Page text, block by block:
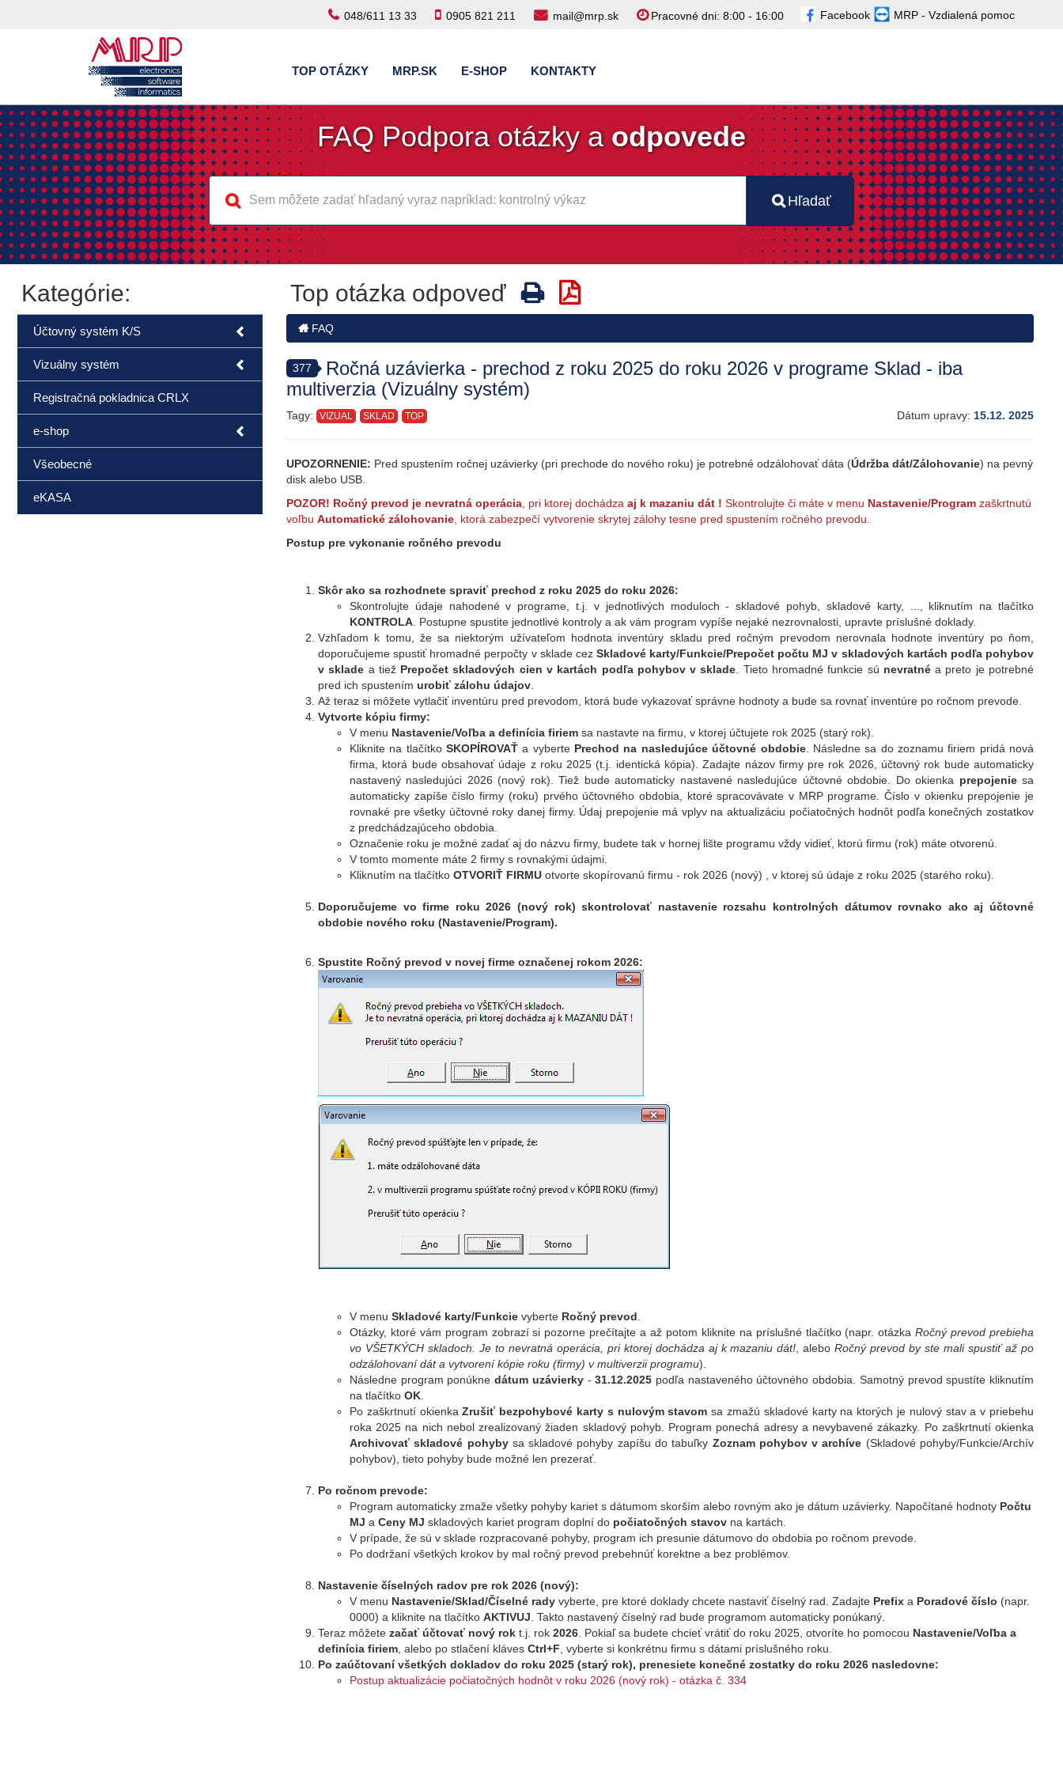
Facebook MRP - Vzdialená pomoc
048/611 13 33 0905 821 211 mail@mrp.sk Pracovné dni: 8:00 - 16:00
TOP OTÁZKY MRP.SK E-SHOP KONTAKTY
FAQ Podpora otázky aodpovede
Hľadať
Kategórie:
Účtovný systém K/S
Vizuálny systém
Registračná pokladnica CRLX
e-shop
Všeobecné
eKASA
Top otázka odpoveď
FAQ
377
Ročná uzávierka - prechod z roku 2025 do roku 2026 v programe Sklad - iba
multiverzia (Vizuálny systém)
Tagy: VIZUAL SKLAD TOP Dátum upravy: 15.12. 2025
UPOZORNENIE: Pred spustením ročnej uzávierky (pri prechode do nového roku) je potrebné odzálohovať dáta (Údržba dát/Zálohovanie) na pevný
disk alebo USB.
POZOR! Ročný prevod je nevratná operácia , pri ktorej dochádza aj k mazaniu dát ! Skontrolujte či máte v menu Nastavenie/Program zaškrtnutú
voľbu Automatické zálohovanie , ktorá zabezpečí vytvorenie skrytej zálohy tesne pred spustením ročného prevodu.
Postup pre vykonanie ročného prevodu
Skôr ako sa rozhodnete spraviť prechod z roku 2025 do roku 2026:
Skontrolujte údaje nahodené v programe, t.j. v jednotlivých moduloch - skladové pohyb, skladové karty, ..., kliknutím na tlačítko
KONTROLA . Postupne spustite jednotlivé kontroly a ak vám program vypíše nejaké nezrovnalosti, upravte príslušné doklady.
Vzhľadom k tomu, že sa niektorým užívateľom hodnota inventúry skladu pred ročným prevodom nerovnala hodnote inventúry po ňom,
doporučujeme spustiť hromadné perpočty v sklade cez Skladové karty/Funkcie/Prepočet počtu MJ v skladových kartách podľa pohybov
v sklade a tiež Prepočet skladových cien v kartách podľa pohybov v sklade . Tieto hromadné funkcie sú nevratnéa preto je potrebné
pred ich spustením urobiť zálohu údajov
Až teraz si môžete vytlačiť inventúru pred prevodom, ktorá bude vykazovať správne hodnoty a bude sa rovnať inventúre po ročnom prevode.
Vytvorte kópiu firmy:
V menu Nastavenie/Voľba a definícia firiem sa nastavte na firmu, v ktorej účtujete rok 2025 (starý rok).
Kliknite na tlačítkoSKOPÍROVAŤ a vyberte Prechod na nasledujúce účtovné obdobie. Následne sa do zoznamu firiem pridá nová
firma, ktorá bude obsahovať údaje z roku 2025 (t.j. identická kópia). Zadajte názov firmy pre rok 2026, účtovný rok bude automaticky
nastavený nasledujúci 2026 (nový rok). Tiež bude automaticky nastavené nasledujúce účtovné obdobie. Do okienka prepojeniesa
automaticky zapíše číslo firmy (roku) prvého účtovného obdobia, ktoré spracovávate v MRP programe. Číslo v okienku prepojenie je
rovnaké pre všetky účtovné roky danej firmy. Údaj prepojenie má vplyv na aktualizáciu počiatočných hodnôt podľa konečných zostatkov
z predchádzajúceho obdobia.
Označenie roku je možné zadať aj do názvu firmy, budete tak v hornej lište programu vždy vidieť, ktorú firmu (rok) máte otvorenú.
V tomto momente máte 2 firmy s rovnakými údajmi.
Kliknutím na tlačítko OTVORIŤ FIRMU otvorte skopírovanú firmu - rok 2026 (nový) , v ktorej sú údaje z roku 2025 (starého roku).
Doporučujeme vo firme roku 2026 (nový rok) skontrolovať nastavenie rozsahu kontrolných dátumov rovnako ako aj účtovné
obdobie nového roku (Nastavenie/Program).
Spustite Ročný prevod v novej firme označenej rokom 2026:
V menu Skladové karty/Funkcie vyberte Ročný prevod
Otázky, ktoré vám program zobrazí si pozorne prečítajte a až potom kliknite na príslušné tlačítko (napr. otázkaRočný prevod prebieha
vo VŠETKÝCH skladoch. Je to nevratná operácia, pri ktorej dochádza aj k mazaniu dát! , aleboRočný prevod by ste mali spustiť až po
odzálohovaní dát a vytvorení kópie roku (firmy) v multiverzii programu).
Následne program ponúknedátum uzávierky-31.12.2025 podľa nastaveného účtovného obdobia. Samotný prevod spustíte kliknutím
na tlačítko OK
Po zaškrtnutí okienkaZrušiť bezpohybové karty s nulovým stavomsa zmažú skladové karty na ktorých je nulový stav a v priebehu
roka 2025 na nich nebol zrealizovaný žiaden skladový pohyb. Program ponechá adresy a nevybavené zákazky. Po zaškrtnutí okienka
Archivovať skladové pohybysa skladové pohyby zapíšu do tabuľky Zoznam pohybov v archíve (Skladové pohyby/Funkcie/Archív
pohybov), tieto pohyby bude možné len prezerať.
Po ročnom prevode:
Program automaticky zmaže všetky pohyby kariet s dátumom skorším alebo rovným ako je dátum uzávierky. Napočítané hodnoty Počtu
MJ a Ceny MJ skladových kariet program doplní do počiatočných stavov na kartách.
V prípade, že sú v sklade rozpracované pohyby, program ich presunie dátumovo do obdobia po ročnom prevode.
Po dodržaní všetkých krokov by mal ročný prevod prebehnúť korektne a bez problémov.
Nastavenie číselných radov pre rok 2026 (nový):
V menu Nastavenie/Sklad/Číselné rady vyberte, pre ktoré doklady chcete nastaviť číselný rad. Zadajte Prefix a Poradové číslo (napr.
0000) a kliknite na tlačítko AKTIVUJ . Takto nastavený číselný rad bude programom automaticky ponúkaný.
Teraz môžete začať účtovať nový rok t.j. rok 2026 . Pokiaľ sa budete chcieť vrátiť do roku 2025, otvoríte ho pomocou Nastavenie/Voľba a
definícia firiem , alebo po stlačení kláves Ctrl+F , vyberte si konkrétnu firmu s dátami príslušného roku.
Po zaúčtovaní všetkých dokladov do roku 2025 (starý rok), prenesiete konečné zostatky do roku 2026 nasledovne:
Postup aktualizácie počiatočných hodnôt v roku 2026 (nový rok) - otázka č. 334